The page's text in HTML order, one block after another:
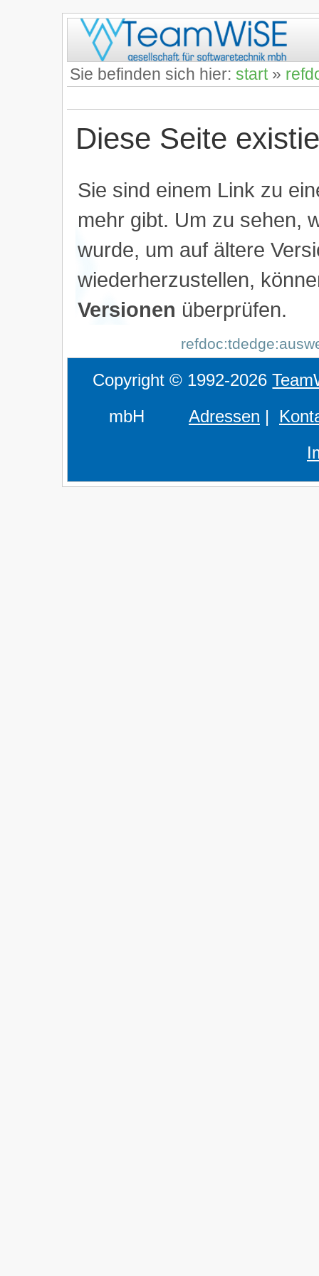
Sie befinden sich hier: start»
Diese Seite
Sie sind einem Link zu
mehr gibt. Um zu sehen,
wurde, um auf ältere
wiederherzustellen,
Versionen überprüfen.
Copyright © 1992-2026
mbH Adressen |